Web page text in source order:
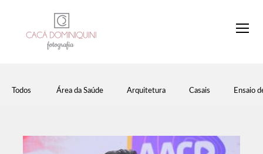
Todos Área da Saúde Arquitetura Casais Ensaio